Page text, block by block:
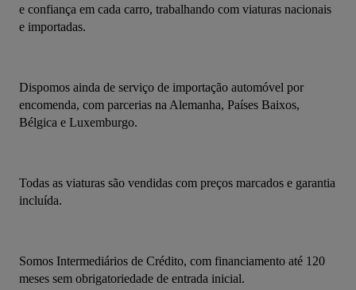
e confiança em cada carro, trabalhando com viaturas nacionais
e importadas.
Dispomos ainda de serviço de importação automóvel por
encomenda, com parcerias na Alemanha, Países Baixos,
Bélgica e Luxemburgo.
Todas as viaturas são vendidas com preços marcados e garantia
incluída.
Somos Intermediários de Crédito, com financiamento até 120
meses sem obrigatoriedade de entrada inicial.